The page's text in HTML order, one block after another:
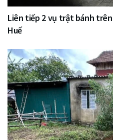
Liên tiếp 2 vụ trật bánh
Huế